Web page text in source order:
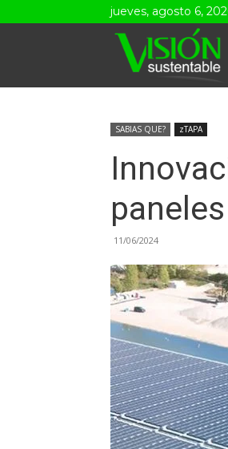
jueves, agosto 6,
SABIAS QUE? zTAPA
11/06/2024